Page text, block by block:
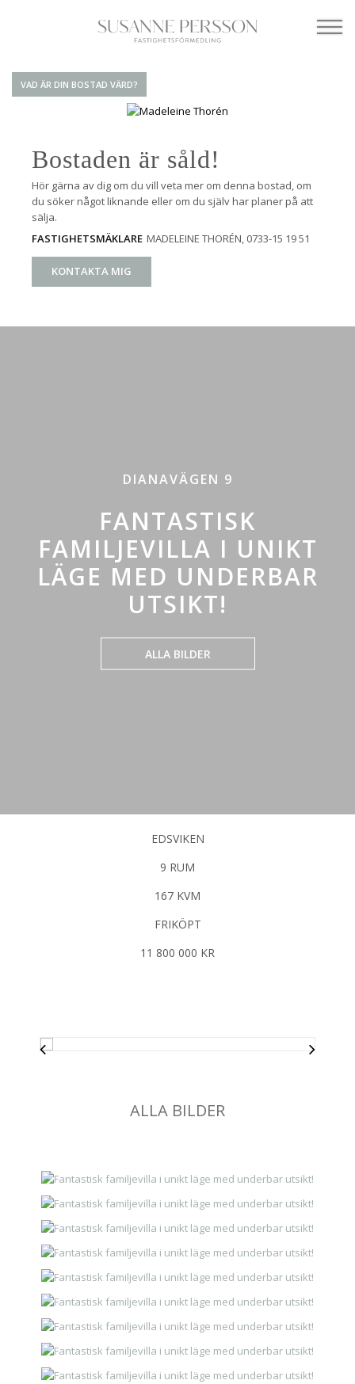
VAD ÄR DIN BOSTAD VÄRD?
Bostaden är såld!
Hör gärna av dig om du vill veta mer om denna bostad, om
du söker något liknande eller om du själv har planer på att
sälja.
FASTIGHETSMÄKLARE MADELEINE THORÉN , 0733-15 19 51
KONTAKTA MIG
DIANAVÄGEN 9
FANTASTISK
FAMILJEVILLA I UNIKT
LÄGE MED UNDERBAR
UTSIKT!
ALLA BILDER
EDSVIKEN
9 RUM
167 KVM
FRIKÖPT
11 800 000 KR
ALLA BILDER